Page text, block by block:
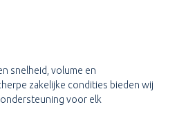
snelheid, volume en
zakelijke condities bieden wij
voor elk